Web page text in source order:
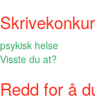
psykisk helse
Visste du at?
Redd for å